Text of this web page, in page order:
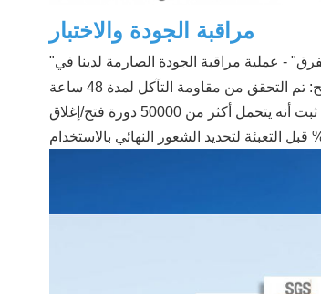
مراقبة الجودة والاختبار